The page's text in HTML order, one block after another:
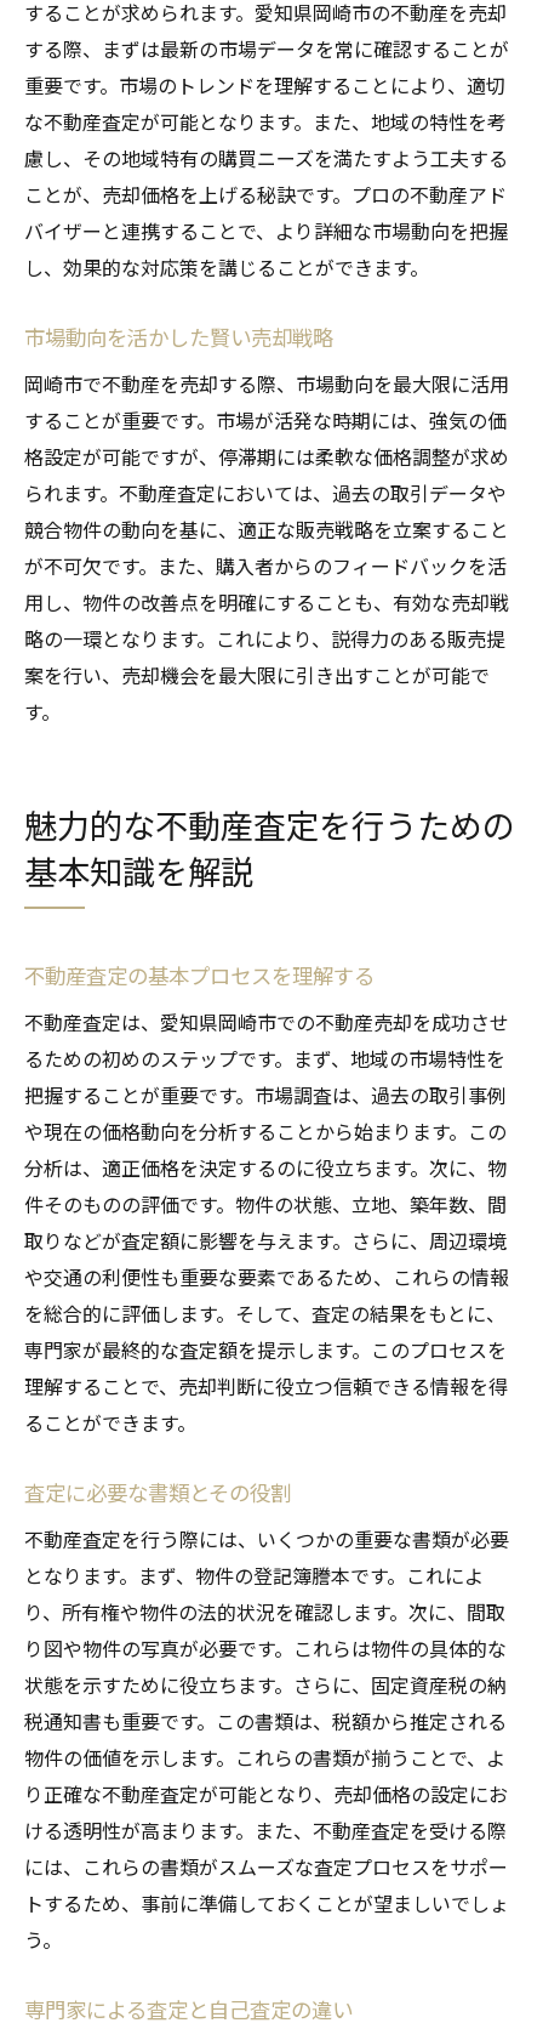
することが求められます。愛知県岡崎市の不動産を売却
する際、まずは最新の市場データを常に確認することが
重要です。市場のトレンドを理解することにより、適切
な不動産査定が可能となります。また、地域の特性を考
慮し、その地域特有の購買ニーズを満たすよう工夫する
ことが、売却価格を上げる秘訣です。プロの不動産アド
バイザーと連携することで、より詳細な市場動向を把握
し、効果的な対応策を講じることができます。
市場動向を活かした賢い売却戦略
岡崎市で不動産を売却する際、市場動向を最大限に活用
することが重要です。市場が活発な時期には、強気の価
格設定が可能ですが、停滞期には柔軟な価格調整が求め
られます。不動産査定においては、過去の取引データや
競合物件の動向を基に、適正な販売戦略を立案すること
が不可欠です。また、購入者からのフィードバックを活
用し、物件の改善点を明確にすることも、有効な売却戦
略の一環となります。これにより、説得力のある販売提
案を行い、売却機会を最大限に引き出すことが可能で
す。
魅力的な不動産査定を行うための
基本知識を解説
不動産査定の基本プロセスを理解する
不動産査定は、愛知県岡崎市での不動産売却を成功させ
るための初めのステップです。まず、地域の市場特性を
把握することが重要です。市場調査は、過去の取引事例
や現在の価格動向を分析することから始まります。この
分析は、適正価格を決定するのに役立ちます。次に、物
件そのものの評価です。物件の状態、立地、築年数、間
取りなどが査定額に影響を与えます。さらに、周辺環境
や交通の利便性も重要な要素であるため、これらの情報
を総合的に評価します。そして、査定の結果をもとに、
専門家が最終的な査定額を提示します。このプロセスを
理解することで、売却判断に役立つ信頼できる情報を得
ることができます。
査定に必要な書類とその役割
不動産査定を行う際には、いくつかの重要な書類が必要
となります。まず、物件の登記簿謄本です。これによ
り、所有権や物件の法的状況を確認します。次に、間取
り図や物件の写真が必要です。これらは物件の具体的な
状態を示すために役立ちます。さらに、固定資産税の納
税通知書も重要です。この書類は、税額から推定される
物件の価値を示します。これらの書類が揃うことで、よ
り正確な不動産査定が可能となり、売却価格の設定にお
ける透明性が高まります。また、不動産査定を受ける際
には、これらの書類がスムーズな査定プロセスをサポー
トするため、事前に準備しておくことが望ましいでしょ
う。
専門家による査定と自己査定の違い